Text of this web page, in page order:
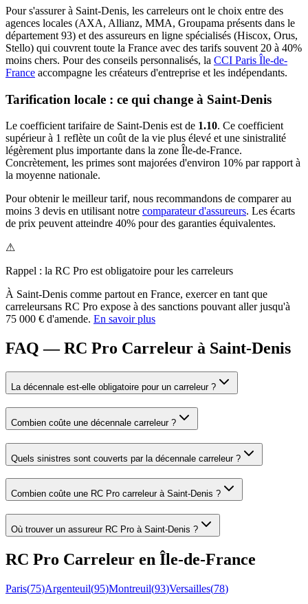
Pour s'assurer à Saint-Denis, les carreleurs ont le choix entre des
agences locales (AXA, Allianz, MMA, Groupama présents dans le
département 93) et des assureurs en ligne spécialisés (Hiscox, Orus,
Stello) qui couvrent toute la France avec des tarifs souvent 20 à 40%
moins chers. Pour des conseils personnalisés, la CCI Paris Île-de-
France accompagne les créateurs d'entreprise et les indépendants.
Tarification locale : ce qui change à Saint-Denis
Le coefficient tarifaire de Saint-Denis est de 1.10. Ce coefficient
supérieur à 1 reflète un coût de la vie plus élevé et une sinistralité
légèrement plus importante dans la zone Île-de-France.
Concrètement, les primes sont majorées d'environ 10% par rapport à
la moyenne nationale.
Pour obtenir le meilleur tarif, nous recommandons de comparer au
moins 3 devis en utilisant notre comparateur d'assureurs. Les écarts
de prix peuvent atteindre 40% pour des garanties équivalentes.
⚠
Rappel : la RC Pro est obligatoire pour les carreleurs
À Saint-Denis comme partout en France, exercer en tant que
carreleursans RC Pro expose à des sanctions pouvant aller jusqu'à
75 000 € d'amende. En savoir plus
FAQ — RC Pro Carreleur à Saint-Denis
La décennale est-elle obligatoire pour un carreleur ?
Combien coûte une décennale carreleur ?
Quels sinistres sont couverts par la décennale carreleur ?
Combien coûte une RC Pro carreleur à Saint-Denis ?
Où trouver un assureur RC Pro à Saint-Denis ?
RC Pro Carreleur en Île-de-France
Paris(75)Argenteuil(95)Montreuil(93)Versailles(78)